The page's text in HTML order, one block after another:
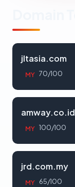
jltasia.com
MY 70/100
amway.co.id
MY 100/100
jrd.com.my
MY 65/100